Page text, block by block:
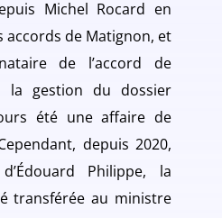
Michel Rocard en
accords de Matignon, et
de l’accord de
la gestion du dossier
été une affaire de
depuis 2020,
Philippe, la
transférée au ministre